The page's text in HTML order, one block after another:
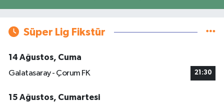
Süper Lig Fikstür
14 Ağustos, Cuma
Galatasaray - Çorum FK
21:30
15 Ağustos, Cumartesi